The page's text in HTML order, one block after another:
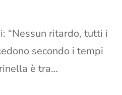
“Nessun ritardo, tutti i
secondo i tempi
è tra…